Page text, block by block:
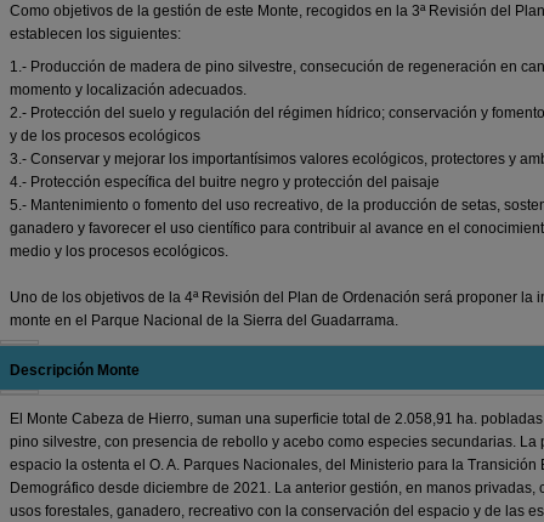
Como objetivos de la gestión de este Monte, recogidos en la 3ª Revisión del
establecen los siguientes:
1.- Producción de madera de pino silvestre, consecución de regeneración en
momento y localización adecuados.
2.- Protección del suelo y regulación del régimen hídrico; conservación y
y de los procesos ecológicos
3.- Conservar y mejorar los importantísimos valores ecológicos, protectores y
4.- Protección específica del buitre negro y protección del paisaje
5.- Mantenimiento o fomento del uso recreativo, de la producción de setas,
ganadero y favorecer el uso científico para contribuir al avance en el
medio y los procesos ecológicos.
Uno de los objetivos de la 4ª Revisión del Plan de Ordenación será proponer la
monte en el Parque Nacional de la Sierra del Guadarrama.
Descripción Monte
El Monte Cabeza de Hierro, suman una superficie total de 2.058,91 ha.
pino silvestre, con presencia de rebollo y acebo como especies secundarias. La
espacio la ostenta el O. A. Parques Nacionales, del Ministerio para la Transición
Demográfico desde diciembre de 2021. La anterior gestión, en manos privadas,
usos forestales, ganadero, recreativo con la conservación del espacio y de las